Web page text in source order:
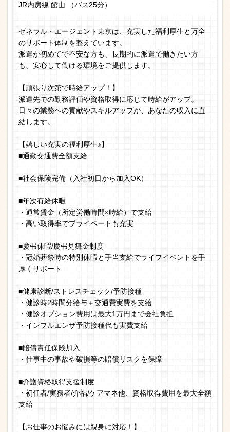
JR内房線 館山 （バス25分）
ゼネラル・エージェント東京は、充実した福利厚生と万全
のサポート体制を整えています。
派遣が初めてで不安な方も、長期的に派遣で働きたい方
も、安心して働ける環境をご提供します。
【頑張り次第で時給アップ！】
派遣先での勤務評価や資格取得に応じて時給がアップ。
日々の業務への貢献やスキルアップが、あなたの収入に直
結します。
【嬉しい充実の福利厚生♪】
■通勤交通費全額支給
■社会保険完備（入社初日から加入OK）
■年次有給休暇
・通常賃金（所定労働時間×時給）で支給
・高い取得率でプライベートも充実
■慶弔休暇/慶弔見舞金制度
・冠婚葬祭時の特別休暇と手当支給でライフイベントを手
厚くサポート
■健康診断/ストレスチェック/予防接種
・健診時2時間分給与＋交通費実費を支給
・健診オプション費用は最大1万円まで会社負担
・インフルエンザ予防接種代も実費支給
■賠償責任保険加入
・仕事中の事故や破損等の賠償リスクを保障
■介護資格取得支援制度
・初任者/実務者/介福/ケアマネ他、資格取得費用を最大全額
支給
【お仕事のお悩みには親身に対応！】